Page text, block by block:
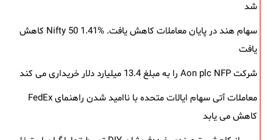
شد
سهام هند در پایان معاملات کاهش یافت. Nifty 50 1.41% کاهش
یافت
شرکت Aon plc NFP را به مبلغ 13.4 میلیارد دلار خریداری می کند
معاملات آتی سهام ایالات متحده با ناامید شدن راهنمای FedEx
کاهش می یابد